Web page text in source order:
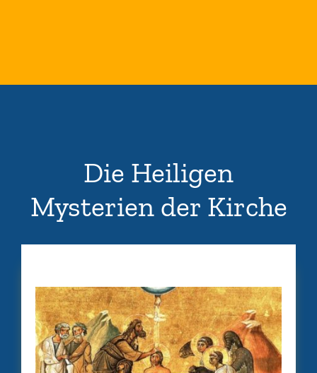
Die Heiligen
Mysterien der Kirche